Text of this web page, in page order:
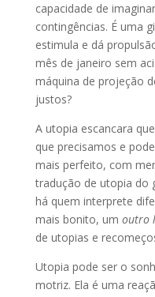
capacidade de
contingências. É uma
estimula e dá
mês de janeiro sem
máquina de projeção
justos?
A utopia escancara
que precisamos e
mais perfeito, com
tradução de utopia do
há quem interprete
mais bonito, um outro
de utopias e
Utopia pode ser o
motriz. Ela é uma